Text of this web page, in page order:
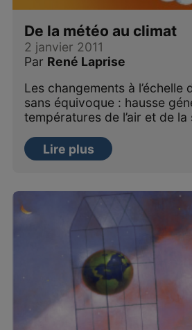
De la météo au climat
2 janvier 2011
Par René Laprise
Les changements à l’échelle
sans équivoque : hausse
températures de l’air et de
Lire plus